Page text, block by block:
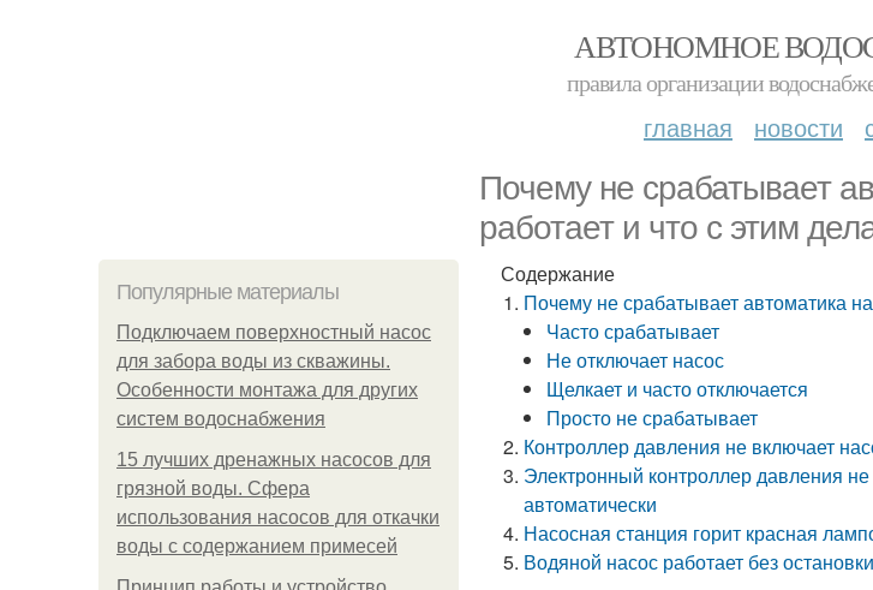
АВТОНОМНОЕ
правила организации
главная новости
Почему не срабатывает
работает и что с этим
Популярные материалы
Подключаем поверхностный насос
для забора воды из скважины.
Особенности монтажа для других
систем водоснабжения
15 лучших дренажных насосов для
грязной воды. Сфера
использования насосов для откачки
воды с содержанием примесей
Содержание
Почему не срабатывает автоматика
Часто срабатывает
Не отключает насос
Щелкает и часто отключается
Просто не срабатывает
Контроллер давления не включает
Электронный контроллер давления
автоматически
Насосная станция горит красная
Водяной насос работает без